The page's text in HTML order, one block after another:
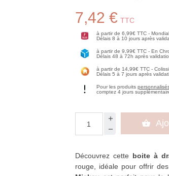
7,42 € TTC
à partir de 6,99€ TTC -
Délais 8 à 10 jours après
à partir de 9,99€ TTC - En
Délais 48 à 72h après
à partir de 14,99€ TTC -
Délais 5 à 7 jours après
Pour les produits
comptez 4 jours

Découvrez cette boite à
rouge, idéale pour offrir